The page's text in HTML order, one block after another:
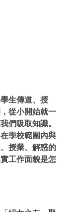
生傳道、授
從小開始就一
們吸取知識。
學校範圍內與
授業、解惑的
工作面貌是怎